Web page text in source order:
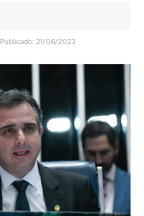
Publicado: 21/06/2023